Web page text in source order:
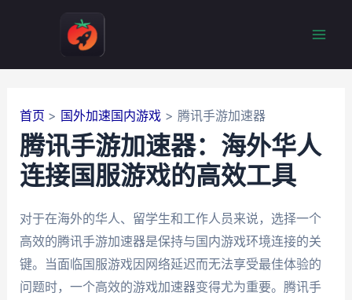
首页 国外加速国内游戏 腾讯手游加速器
腾讯手游加速器：海外华人
连接国服游戏的高效工具
对于在海外的华人、留学生和工作人员来说，选择一个
高效的腾讯手游加速器是保持与国内游戏环境连接的关
键。当面临国服游戏因网络延迟而无法享受最佳体验的
问题时，一个高效的游戏加速器变得尤为重要。腾讯手